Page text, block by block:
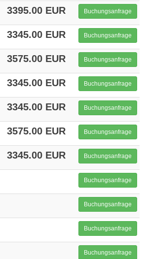
3395.00 EUR Buchungsanfrage
3345.00 EUR Buchungsanfrage
3575.00 EUR Buchungsanfrage
3345.00 EUR Buchungsanfrage
3345.00 EUR Buchungsanfrage
3575.00 EUR Buchungsanfrage
3345.00 EUR Buchungsanfrage
Buchungsanfrage
Buchungsanfrage
Buchungsanfrage
Buchungsanfrage